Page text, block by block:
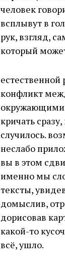
человек
всплывут в
рук, взгляд,
который
естественной
конфликт
окружающими
кричать
случилось.
неслабо
вы в этом
именно мы
тексты,
домыслив,
дорисовав
какой-то
всё, ушло.